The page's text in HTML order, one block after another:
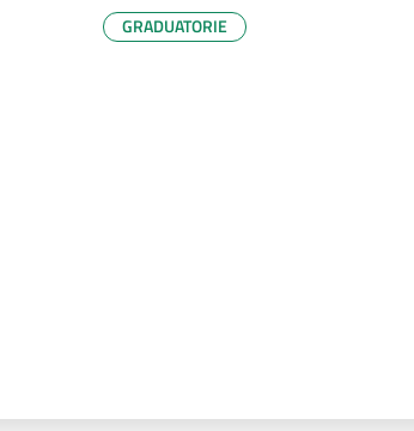
GRADUATORIE